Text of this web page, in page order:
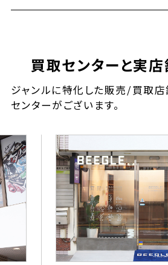
買取センターと実
ジャンルに特化した販売/買取
センターがございます。